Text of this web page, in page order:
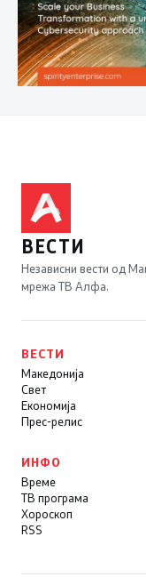
ВЕСТИ
Независни вести од
мрежа ТВ Алфа.
ВЕСТИ
Македонија
Свет
Економија
Прес-релис
ИНФО
Време
ТВ програма
Хороскоп
RSS